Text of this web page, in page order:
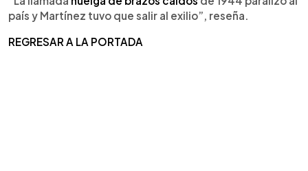
país y Martínez tuvo que salir al exilio”, reseña.
REGRESAR A LA PORTADA